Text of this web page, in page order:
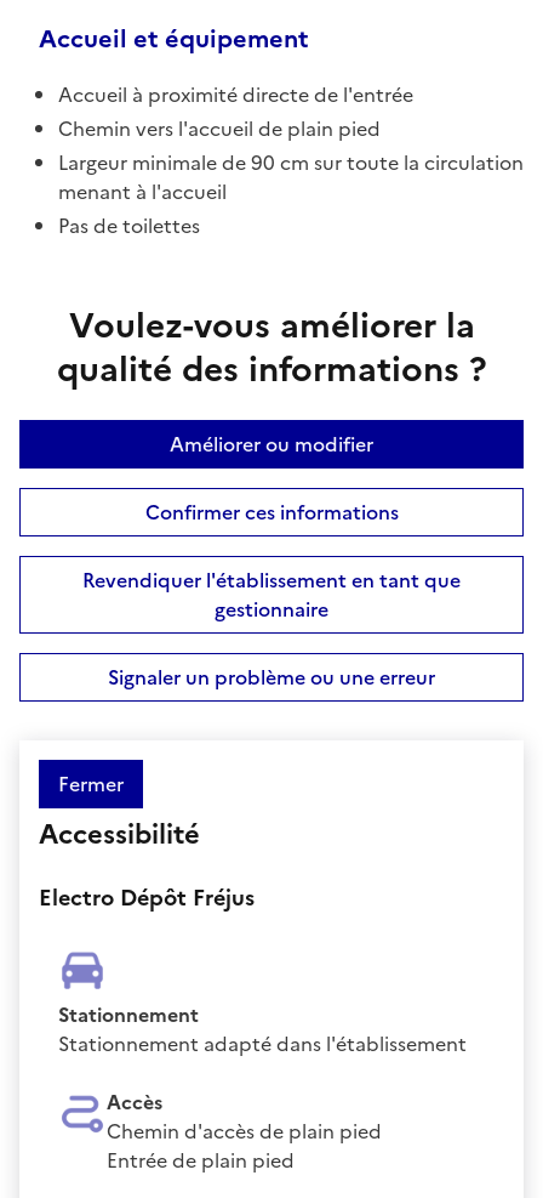
Accueil et équipement
Accueil à proximité directe de l'entrée
Chemin vers l'accueil de plain pied
Largeur minimale de 90 cm sur toute la circulation
menant à l'accueil
Pas de toilettes
Voulez-vous améliorer la
qualité des informations ?
Améliorer ou modifier
Confirmer ces informations
Revendiquer l'établissement en tant que
gestionnaire
Signaler un problème ou une erreur
Fermer
Accessibilité
Electro Dépôt Fréjus
Stationnement
Stationnement adapté dans l'établissement
Accès
Chemin d'accès de plain pied
Entrée de plain pied